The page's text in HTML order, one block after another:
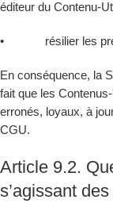
éditeur du Contenu-
• résilier les
En conséquence, la
fait que les
erronés, loyaux, à
CGU.
Article 9.2.
s’agissant